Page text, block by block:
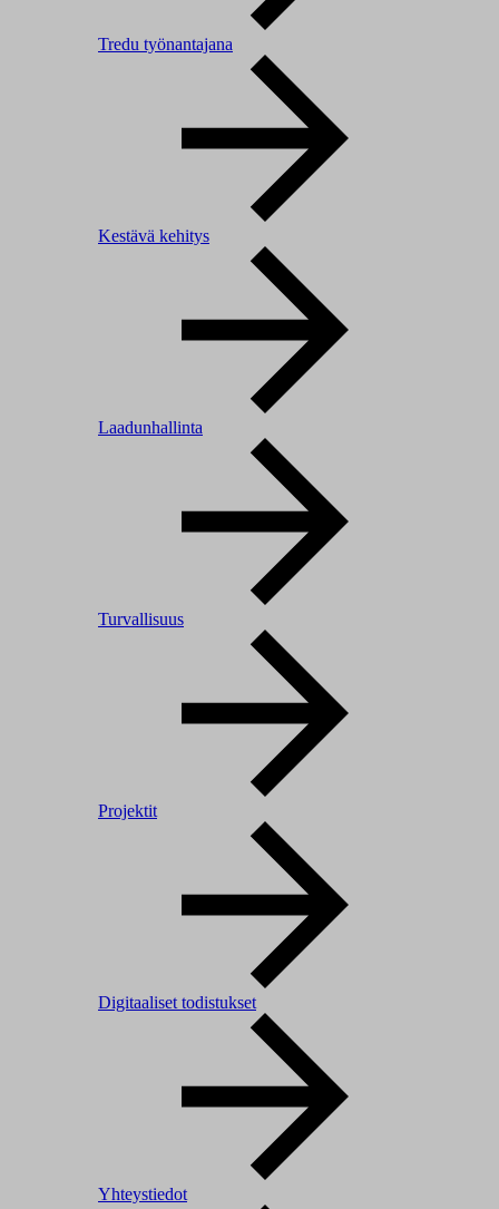
Tredu työnantajana
Kestävä kehitys
Laadunhallinta
Turvallisuus
Projektit
Digitaaliset todistukset
Yhteystiedot